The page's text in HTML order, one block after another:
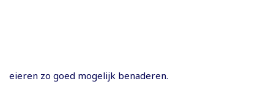
eieren zo goed mogelijk benaderen.